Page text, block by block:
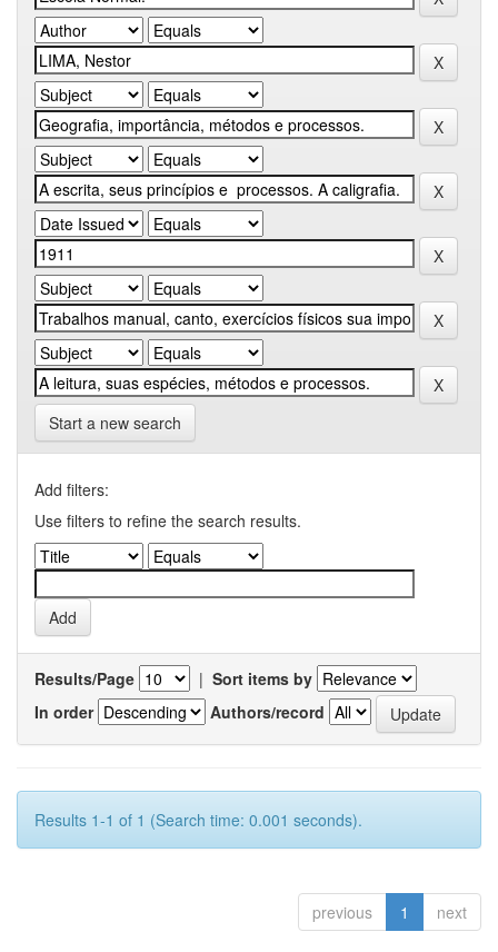
Start a new search
Add filters:
Use filters to refine the search results.
Results/Page | Sort items by
In order
Authors/record
Results 1-1 of 1 (Search time: 0.001 seconds).
previous 1 next